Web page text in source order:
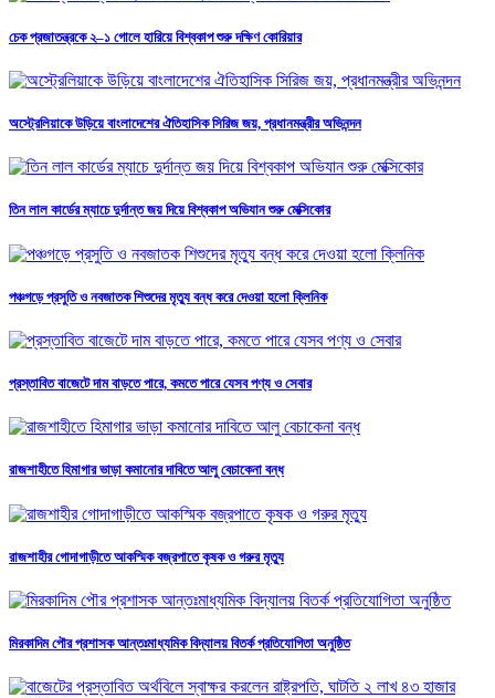
চেক প্রজাতন্ত্রকে ২–১ গোলে হারিয়ে বিশ্বকাপ শুরু দক্ষিণ কোরিয়ার
অস্ট্রেলিয়াকে উড়িয়ে বাংলাদেশের ঐতিহাসিক সিরিজ জয়, প্রধানমন্ত্রীর অভিনন্দন
তিন লাল কার্ডের ম্যাচে দুর্দান্ত জয় দিয়ে বিশ্বকাপ অভিযান শুরু মেক্সিকোর
পঞ্চগড়ে প্রসুতি ও নবজাতক শিশুদের মৃত্যু বন্ধ করে দেওয়া হলো ক্লিনিক
প্রস্তাবিত বাজেটে দাম বাড়তে পারে, কমতে পারে যেসব পণ্য ও সেবার
রাজশাহীতে হিমাগার ভাড়া কমানোর দাবিতে আলু বেচাকেনা বন্ধ
রাজশাহীর গোদাগাড়ীতে আকস্মিক বজ্রপাতে কৃষক ও গরুর মৃত্যু
মিরকাদিম পৌর প্রশাসক আন্তঃমাধ্যমিক বিদ্যালয় বিতর্ক প্রতিযোগিতা অনুষ্ঠিত